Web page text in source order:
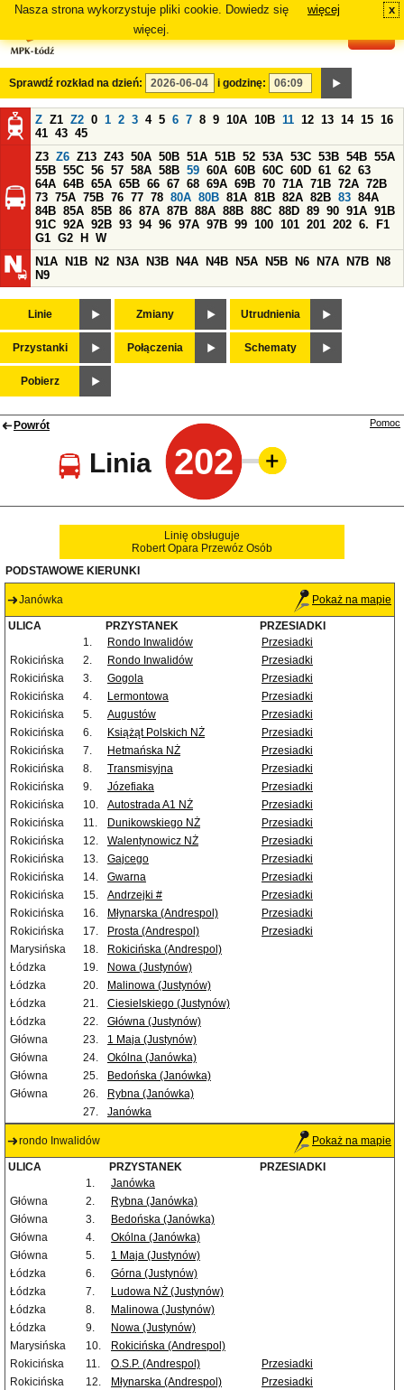
Nasza strona wykorzystuje pliki cookie. Dowiedz się
więcej.
więcej x
Sprawdź rozkład na dzień: i godzinę:
Z Z1 Z2 0 1 2 3 4 5 6 7 8 9 10A 10B 11 12 13 14 15 16
41 43 45
Z3 Z6 Z13 Z43 50A 50B 51A 51B 52 53A 53C 53B 54B 55A
55B 55C 56 57 58A 58B 59 60A 60B 60C 60D 61 62 63
64A 64B 65A 65B 66 67 68 69A 69B 70 71A 71B 72A 72B
73 75A 75B 76 77 78 80A 80B 81A 81B 82A 82B 83 84A
84B 85A 85B 86 87A 87B 88A 88B 88C 88D 89 90 91A 91B
91C 92A 92B 93 94 96 97A 97B 99 100 101 201 202 6.
F1
G1 G2 H
W
N1A
N1B N2 N3A N3B N4A N4B N5A N5B N6 N7A N7B
N8
N9
Linie Zmiany Utrudnienia
Przystanki Połączenia Schematy
Pobierz
Powrót
Linia 202
Pomoc
Linię obsługuje
Robert Opara Przewóz Osób
PODSTAWOWE KIERUNKI
Janówka Pokaż na mapie
ULICA PRZYSTANEK
PRZESIADKI
1.
Rondo Inwalidów
Przesiadki
Rokicińska
2. Rondo Inwalidów
Przesiadki
Rokicińska
3. Gogola
Przesiadki
Rokicińska
4. Lermontowa
Przesiadki
Rokicińska
5. Augustów
Przesiadki
Rokicińska
6. Książąt Polskich NŻ
Przesiadki
Rokicińska
7. Hetmańska NŻ
Przesiadki
Rokicińska
8. Transmisyjna
Przesiadki
Rokicińska
9. Józefiaka
Przesiadki
Rokicińska
10. Autostrada A1 NŻ
Przesiadki
Rokicińska
11. Dunikowskiego NŻ
Przesiadki
Rokicińska
12. Walentynowicz NŻ
Przesiadki
Rokicińska
13. Gajcego
Przesiadki
Rokicińska
14. Gwarna
Przesiadki
Rokicińska
15. Andrzejki #
Przesiadki
Rokicińska
16. Młynarska (Andrespol)
Przesiadki
Rokicińska
17. Prosta (Andrespol)
Przesiadki
Marysińska
18.
Rokicińska (Andrespol)
Łódzka
19.
Nowa (Justynów)
Łódzka
20.
Malinowa (Justynów)
Łódzka
21.
Ciesielskiego (Justynów)
Łódzka
22.
Główna (Justynów)
Główna
23.
1 Maja (Justynów)
Główna
24.
Okólna (Janówka)
Główna
25.
Bedońska (Janówka)
Główna
26.
Rybna (Janówka)
27.
Janówka
rondo Inwalidów Pokaż na mapie
ULICA PRZYSTANEK
PRZESIADKI
1.
Janówka
Główna
2.
Rybna (Janówka)
Główna
3.
Bedońska (Janówka)
Główna
4.
Okólna (Janówka)
Główna
5.
1 Maja (Justynów)
Łódzka
6.
Górna (Justynów)
Łódzka
7.
Ludowa NŻ (Justynów)
Łódzka
8.
Malinowa (Justynów)
Łódzka
9.
Nowa (Justynów)
Marysińska
10.
Rokicińska (Andrespol)
Rokicińska
11. O.S.P. (Andrespol)
Przesiadki
Rokicińska
12. Młynarska (Andrespol)
Przesiadki